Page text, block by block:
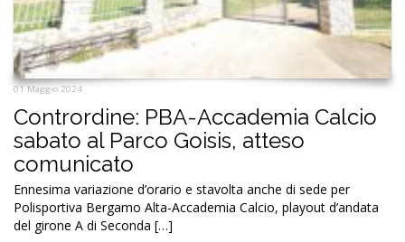
01 Maggio 2024
Contrordine: PBA-Accademia Calcio
sabato al Parco Goisis, atteso
comunicato
Ennesima variazione d’orario e stavolta anche di sede per
Polisportiva Bergamo Alta-Accademia Calcio, playout d’andata
del girone A di Seconda […]